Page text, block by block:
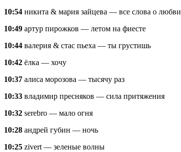
10:54 никита & мария зайцева — все слова о любви
10:49 артур пирожков — летом на фиесте
10:44 валерия & стас пьеха — ты грустишь
10:42 ёлка — хочу
10:37 алиса морозова — тысячу раз
10:33 владимир пресняков — сила притяжения
10:32 serebro — мало огня
10:28 андрей губин — ночь
10:25 zivert — зеленые волны